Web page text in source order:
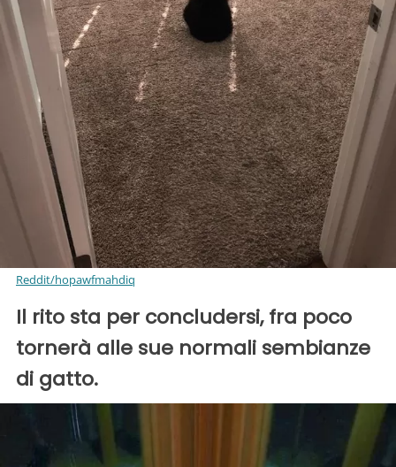
Reddit/hopawfmahdiq
Il rito sta per concludersi, fra poco
tornerà alle sue normali sembianze
di gatto.